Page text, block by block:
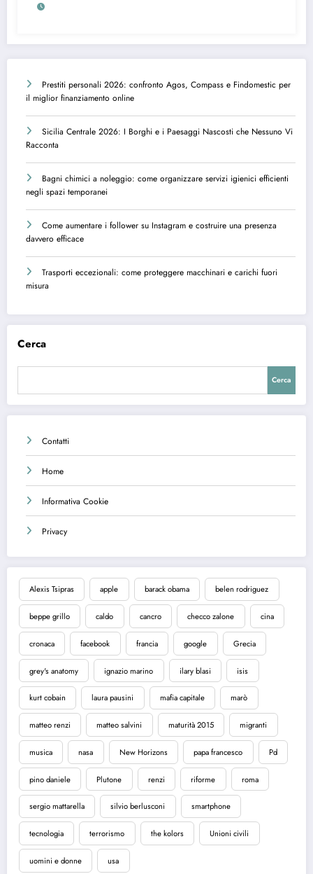
Prestiti personali 2026: confronto Agos, Compass e Findomestic per
il miglior finanziamento online
Sicilia Centrale 2026: I Borghi e i Paesaggi Nascosti che Nessuno Vi
Racconta
Bagni chimici a noleggio: come organizzare servizi igienici efficienti
negli spazi temporanei
Come aumentare i follower su Instagram e costruire una presenza
davvero efficace
Trasporti eccezionali: come proteggere macchinari e carichi fuori
misura
Cerca
Cerca
Contatti
Home
Informativa Cookie
Privacy
Alexis Tsipras apple barack obama belen rodriguez
beppe grillo caldo cancro checco zalone cina
cronaca facebook francia google Grecia
grey's anatomy ignazio marino ilary blasi isis
kurt cobain laura pausini mafia capitale marò
matteo renzi matteo salvini maturità 2015 migranti
musica nasa New Horizons papa francesco Pd
pino daniele Plutone renzi riforme roma
sergio mattarella silvio berlusconi smartphone
tecnologia terrorismo the kolors Unioni civili
uomini e donne usa